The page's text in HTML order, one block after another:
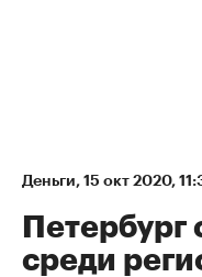
Деньги⁠, 15 окт 2020,
Петербург
среди